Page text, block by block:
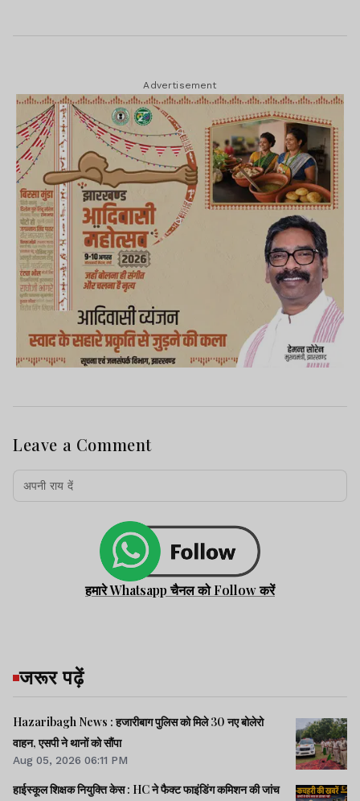
Advertisement
Leave a Comment
हमारे Whatsapp चैनल को Follow करें
जरूर पढ़ें
Hazaribagh News : हजारीबाग पुलिस को मिले 30 नए बोलेरो
वाहन, एसपी ने थानों को सौंपा
Aug 05, 2026 06:11 PM
हाईस्कूल शिक्षक नियुक्ति केस : HC ने फैक्ट फाइंडिंग कमिशन की जांच